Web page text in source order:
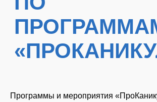
Программы и мероприятия
1-Й ЭТАП - ЗНАКОМСТВО